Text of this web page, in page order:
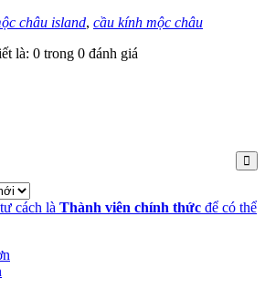
châu island, cầu kính mộc châu
là: 0 trong 0 đánh giá
cách là Thành viên chính thức để có thể